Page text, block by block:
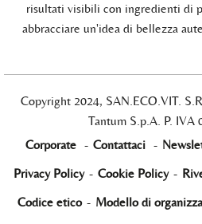
risultati visibili con ingredienti di
abbracciare un'idea di bellezza
Copyright 2024, SAN.ECO.VIT.
Tantum S.p.A. P. IVA
Corporate - Contattaci -
Privacy Policy - Cookie Policy -
Codice etico - Modello di